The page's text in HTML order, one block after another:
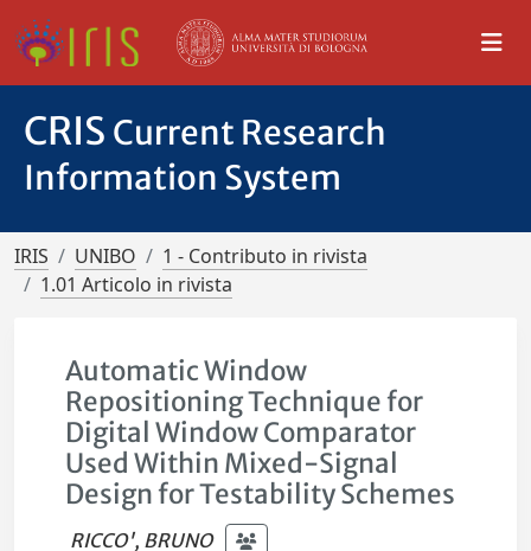
CRIS Current Research
Information System
IRIS UNIBO
1 - Contributo in rivista
1.01 Articolo in rivista
Automatic Window
Repositioning Technique for
Digital Window Comparator
Used Within Mixed-Signal
Design for Testability Schemes
RICCO', BRUNO